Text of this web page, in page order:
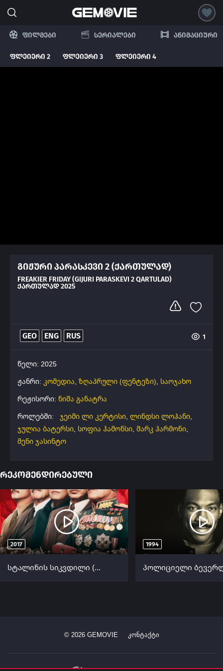
ფილმები სერიალები ანიმაციური
ფლეიერი 2 ფლეიერი 3 ფლეიერი 4
გიჟური პარასკევი 2 (ქართულად)
FREAKIER FRIDAY (GIJURI PARASKEVI 2 QARTULAD)
ᲥᲐᲠᲗᲣᲚᲐᲓ 2025
GEO ENG RUS 1
წელი: 2025
ჟანრი: კომედია, ზღაპრული (ფენტეზი), საოჯახო
რეჟისორი: ნიშა განატრა
როლებში:
ჯეიმი ლი კერტისი, ლინდსი ლოჰანი,
ჯულია ბატერსი, სოფია ჰამონსი, მარკ ჰარმონი,
მენი ჯასინტო
რეკომენდირებული
2017
სტალინის სიკვდილი (ქართულად) / The Death of Stalin ქართულად 2017
1994
© 2026GEMOVIE კონტაქტი